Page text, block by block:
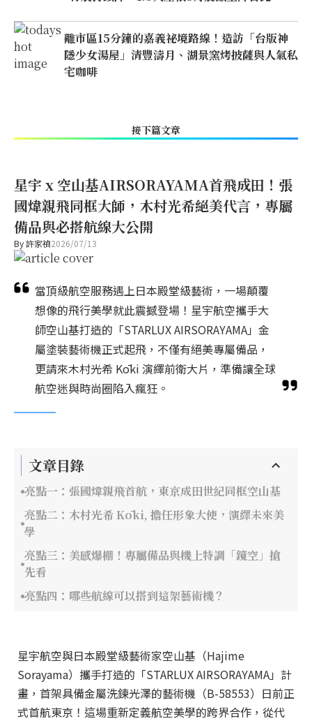
離市區15分鐘的嘉義祕境路線！造訪「台版神
隱少女湯屋」清豐濤月、湖景窯烤披薩與人氣私
宅咖啡
接下篇文章
星宇 x 空山基AIRSORAYAMA首飛成田！張
國煒親飛同框大師，木村光希絕美代言，專屬
備品與必搭航線大公開
By許家禎2026/07/13
當頂級航空服務遇上日本殿堂級藝術，一場顛覆
想像的飛行美學就此震撼登場！星宇航空攜手大
師空山基打造的「STARLUX AIRSORAYAMA」金
屬塗裝藝術機正式起飛，不僅有絕美專屬備品，
更請來木村光希 Kōki 演繹前衛大片，準備讓全球
航空迷與時尚圈陷入瘋狂。
文章目錄
亮點一：張國煒親飛首航，東京成田世紀同框空山基
亮點二：木村光希 Kōki, 擔任形象大使，演繹未來美
學
亮點三：美感爆棚！專屬備品與機上特調「鏡空」搶
先看
亮點四：哪些航線可以搭到這架藝術機？
星宇航空與日本殿堂級藝術家空山基（Hajime
Sorayama）攜手打造的「STARLUX AIRSORAYAMA」計
畫，首架具備金屬洗鍊光澤的藝術機（B-58553）日前正
式首航東京！這場重新定義航空美學的跨界合作，從代